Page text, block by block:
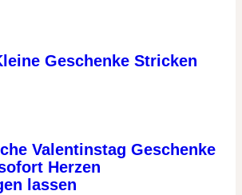
Geschenke Stricken
Valentinstag Geschenke
Herzen
lassen